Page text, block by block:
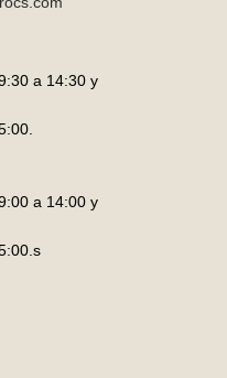
a 14:30 y
a 14:00 y